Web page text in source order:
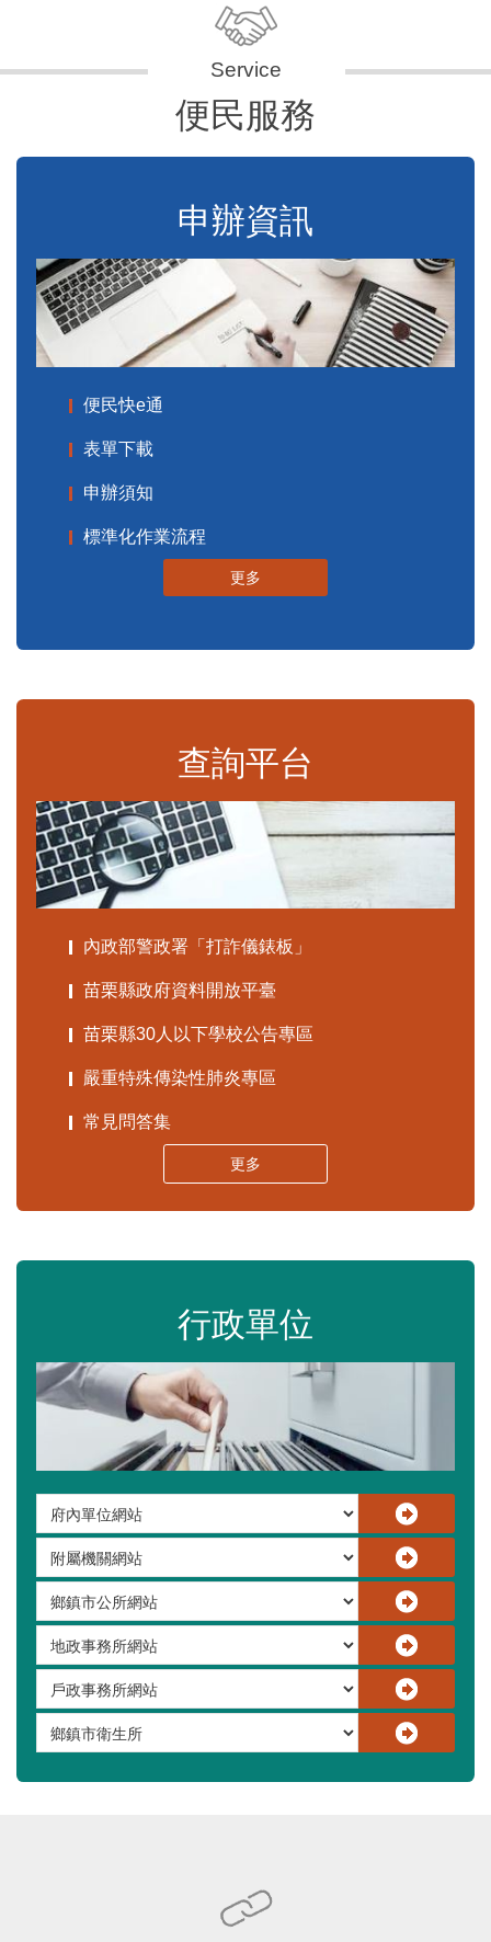
便民服務
申辦資訊
便民快e通
表單下載
申辦須知
標準化作業流程
更多
查詢平台
內政部警政署「打詐儀錶板」
苗栗縣政府資料開放平臺
苗栗縣30人以下學校公告專區
嚴重特殊傳染性肺炎專區
常見問答集
更多
行政單位